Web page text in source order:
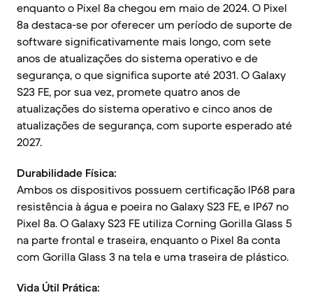
enquanto o Pixel 8a chegou em maio de 2024. O Pixel
8a destaca-se por oferecer um período de suporte de
software significativamente mais longo, com sete
anos de atualizações do sistema operativo e de
segurança, o que significa suporte até 2031. O Galaxy
S23 FE, por sua vez, promete quatro anos de
atualizações do sistema operativo e cinco anos de
atualizações de segurança, com suporte esperado até
2027.
Durabilidade Física:
Ambos os dispositivos possuem certificação IP68 para
resistência à água e poeira no Galaxy S23 FE, e IP67 no
Pixel 8a. O Galaxy S23 FE utiliza Corning Gorilla Glass 5
na parte frontal e traseira, enquanto o Pixel 8a conta
com Gorilla Glass 3 na tela e uma traseira de plástico.
Vida Útil Prática: